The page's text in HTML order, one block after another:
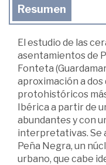
Resumen
El estudio de las
asentamientos de
Fonteta
aproximación a
protohistóricos
Ibérica a partir de
abundantes y con
interpretativas. Se
Peña Negra, un
urbano, que cabe